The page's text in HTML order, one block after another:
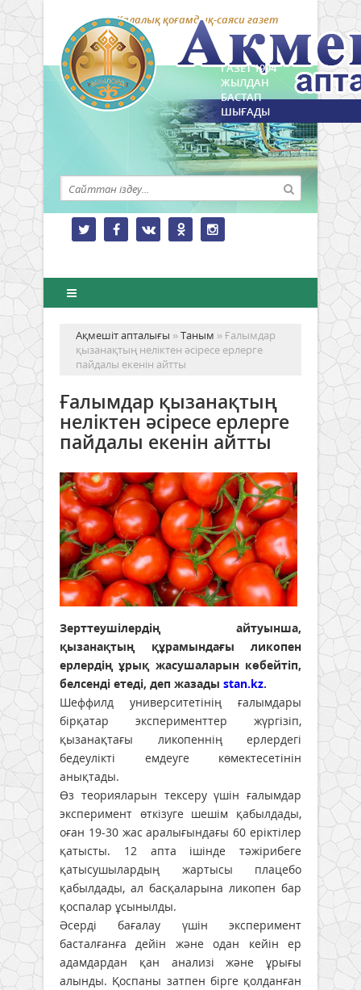
Қалалық қоғамдық-саяси газет
ГАЗЕТ 1994
ЖЫЛДАН
БАСТАП
ШЫҒАДЫ
Ақмешіт апталығы »Таным » Ғалымдар
қызанақтың неліктен әсіресе ерлерге
пайдалы екенін айтты
Ғалымдар қызанақтың
неліктен әсіресе ерлерге
пайдалы екенін айтты
Зерттеушілердің айтуынша,
қызанақтың құрамындағы ликопен
ерлердің ұрық жасушаларын көбейтіп,
белсенді етеді, деп жазады stan.kz.
Шеффилд университетінің ғалымдары
бірқатар эксперименттер жүргізіп,
қызанақтағы ликопеннің ерлердегі
бедеулікті емдеуге көмектесетінін
анықтады.
Өз теорияларын тексеру үшін ғалымдар
эксперимент өткізуге шешім қабылдады,
оған 19-30 жас аралығындағы 60 еріктілер
қатысты. 12 апта ішінде тәжірибеге
қатысушылардың жартысы плацебо
қабылдады, ал басқаларына ликопен бар
қоспалар ұсынылды.
Әсерді бағалау үшін эксперимент
басталғанға дейін және одан кейін ер
адамдардан қан анализі және ұрығы
алынды. Қоспаны затпен бірге қолданған